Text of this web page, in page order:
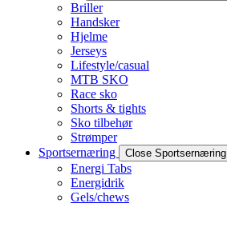
Briller
Handsker
Hjelme
Jerseys
Lifestyle/casual
MTB SKO
Race sko
Shorts & tights
Sko tilbehør
Strømper
Sportsernæring
Close Sportsernæring
Energi Tabs
Energidrik
Gels/chews